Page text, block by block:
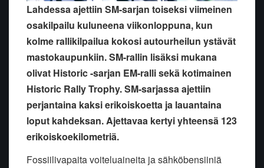
Lahdessa ajettiin SM-sarjan toiseksi viimeinen
osakilpailu kuluneena viikonloppuna, kun
kolme rallikilpailua kokosi autourheilun ystävät
mastokaupunkiin. SM-rallin lisäksi mukana
olivat Historic -sarjan EM-ralli sekä kotimainen
Historic Rally Trophy. SM-sarjassa ajettiin
perjantaina kaksi erikoiskoetta ja lauantaina
loput kahdeksan. Ajettavaa kertyi yhteensä 123
erikoiskoekilometriä.
Fossiilivapaita voiteluaineita ja sähköbensiiniä